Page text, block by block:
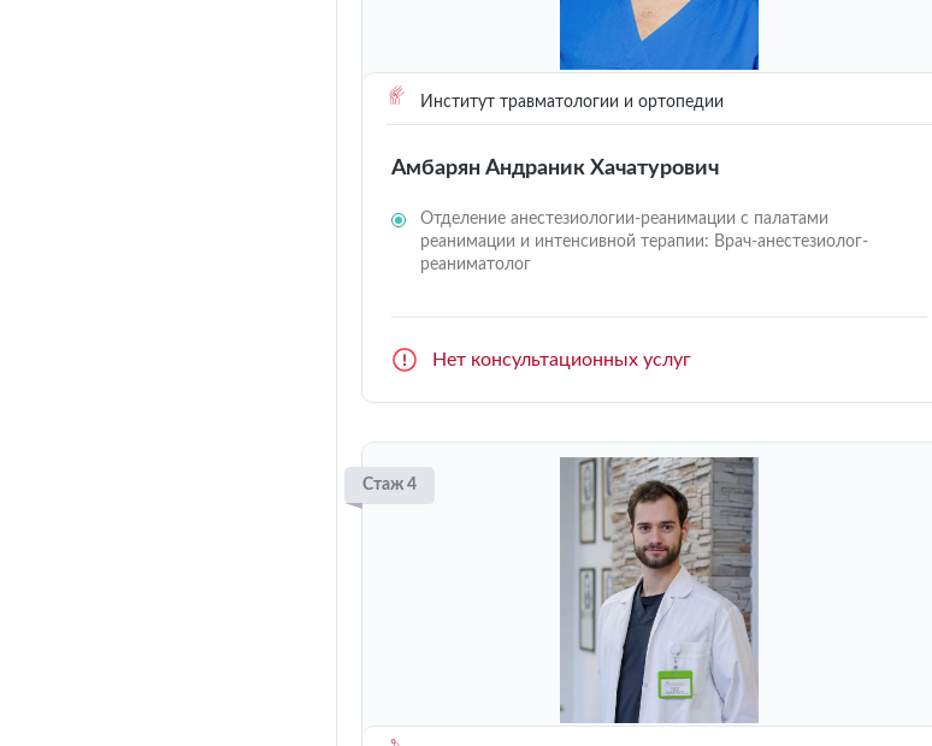
Институт травматологии и ортопедии
Амбарян Андраник Хачатурович
Отделение анестезиологии-реанимации с палатами
реанимации и интенсивной терапии: Врач-анестезиолог-
реаниматолог
Нет консультационных услуг
Стаж 4